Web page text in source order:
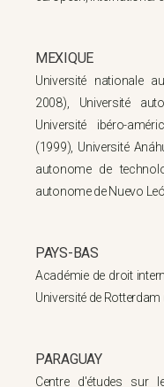
MEXIQUE
Université nationale
2008), Université
Université ibéro-
(1999), Université
autonome de
autonome de Nuevo
PAYS-BAS
Académie de droit
Université de Rotterdam
PARAGUAY
Centre d'études sur